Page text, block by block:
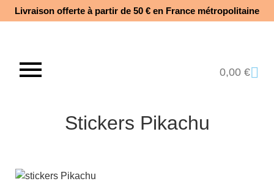
Livraison offerte à partir de 50 € en France métropolitaine​
0,00€
Stickers Pikachu